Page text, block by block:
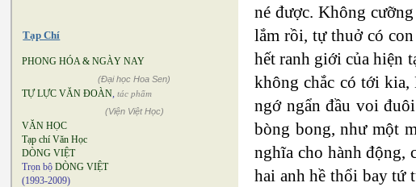
Tạp Chí
PHONG HÓA & NGÀY NAY
(Đại học Hoa Sen)
TỰ LỰC VĂN ĐOÀN, tác phẩm
(Viện Việt Học)
VĂN HỌC
Tạp chí Văn Học
DÒNG VIỆT
Trọn bộ DÒNG VIỆT
(1993-2009)
né được. Không
lắm rồi, tự thuở có
hết ranh giới của hiện
không chắc có tới
ngớ ngẩn đầu voi
bòng bong, như một
nghĩa cho hành động,
hai anh hề thổi bay tứ